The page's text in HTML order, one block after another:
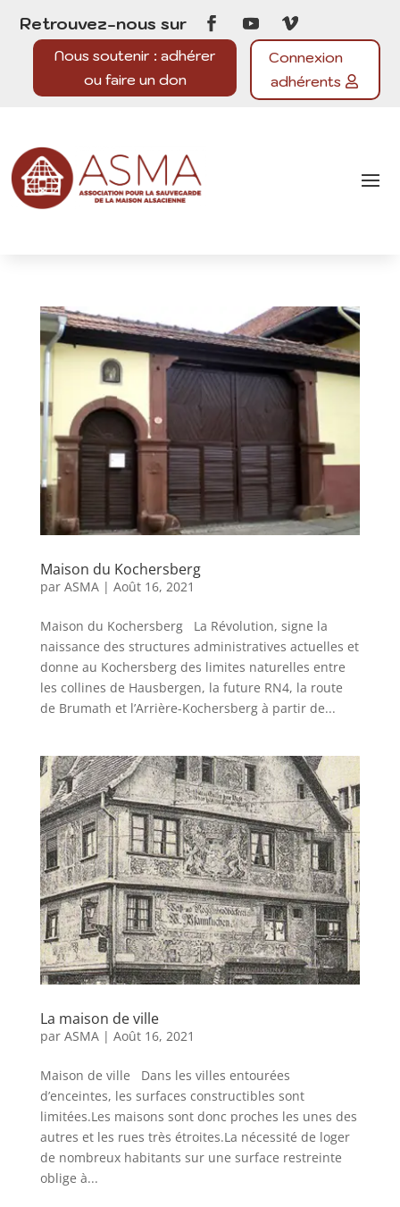
Retrouvez-nous sur
Nous soutenir : adhérer
ou faire un don
Connexion
adhérents
Maison du Kochersberg
par ASMA| Août 16, 2021
Maison du Kochersberg La Révolution, signe la
naissance des structures administratives actuelles et
donne au Kochersberg des limites naturelles entre
les collines de Hausbergen, la future RN4, la route
de Brumath et l’Arrière-Kochersberg à partir de...
La maison de ville
par ASMA| Août 16, 2021
Maison de ville Dans les villes entourées
d’enceintes, les surfaces constructibles sont
limitées.Les maisons sont donc proches les unes des
autres et les rues très étroites.La nécessité de loger
de nombreux habitants sur une surface restreinte
oblige à...